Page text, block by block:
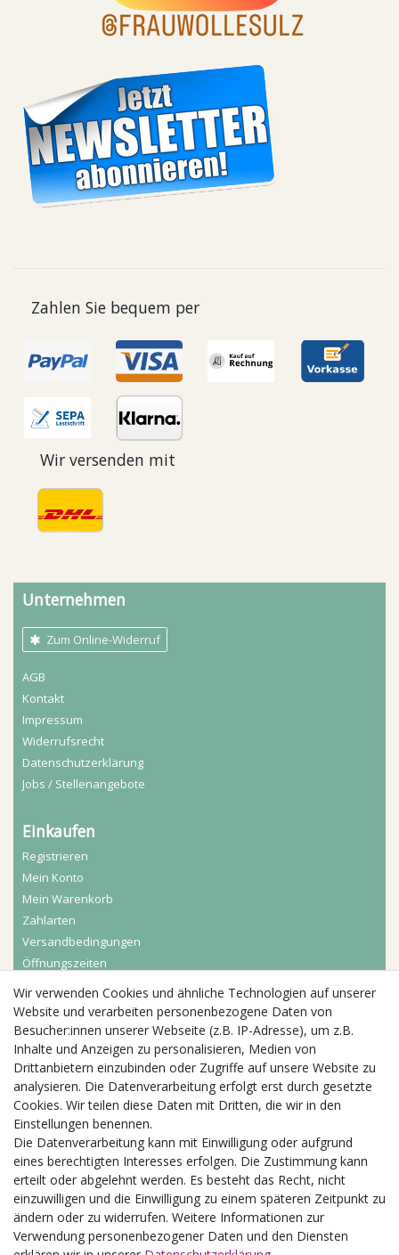
Zahlen Sie bequem per
Wir versenden mit
Unternehmen
Zum Online-Widerruf
AGB
Kontakt
Impressum
Widerrufs­recht
Daten­schutz­erklärung
Jobs / Stellenangebote
Einkaufen
Registrieren
Mein Konto
Mein Warenkorb
Zahlarten
Versandbedingungen
Öffnungszeiten
Aktuelles
Busgruppen
Kindergeburtstage
Kindergartenausflug
Schulklassenausflug
Zwillingsrabatt
Wir verwenden Cookies und ähnliche Technologien auf unserer
Website und verarbeiten personenbezogene Daten von
Besucher:innen unserer Webseite (z.B. IP-Adresse), um z.B.
Inhalte und Anzeigen zu personalisieren, Medien von
Drittanbietern einzubinden oder Zugriffe auf unsere Website zu
analysieren. Die Datenverarbeitung erfolgt erst durch gesetzte
Cookies. Wir teilen diese Daten mit Dritten, die wir in den
Einstellungen benennen.
Die Datenverarbeitung kann mit Einwilligung oder aufgrund
eines berechtigten Interesses erfolgen. Die Zustimmung kann
erteilt oder abgelehnt werden. Es besteht das Recht, nicht
einzuwilligen und die Einwilligung zu einem späteren Zeitpunkt zu
ändern oder zu widerrufen. Weitere Informationen zur
Verwendung personenbezogener Daten und den Diensten